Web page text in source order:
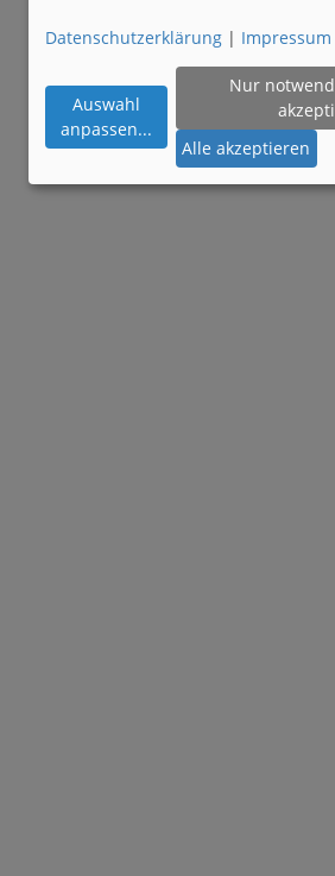
Datenschutzerklärung | Impressum
Auswahl
anpassen...
Nur
Alle akzeptieren